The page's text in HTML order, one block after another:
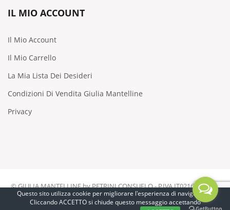
IL MIO ACCOUNT
Il Mio Account
Il Mio Carrello
La Mia Lista Dei Desideri
Condizioni Di Vendita Giulia Mantelline
Privacy
© GIULIA MANTELLINE by PETRINI CONSUELO - P.IVA IT02162610444
Questo sito utilizza cookie per migliorare l'esperienza di navigazione.
Cliccando ACCETTO si chiude questo messaggio accettando